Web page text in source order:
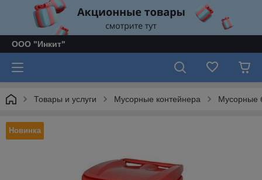
ООО "Инкит"
Товары и услуги Мусорные контейнера Мусорные
Новинка